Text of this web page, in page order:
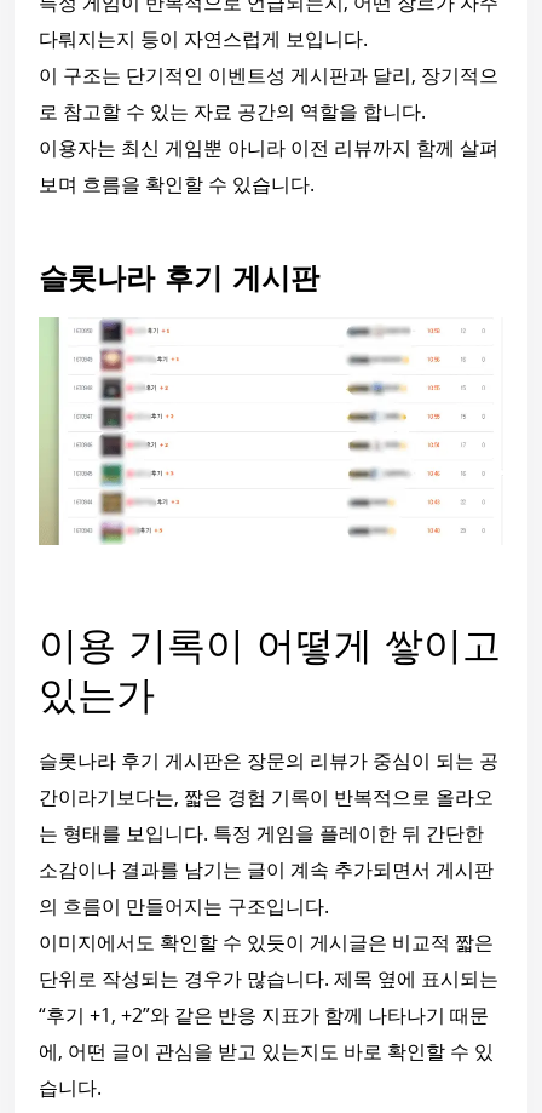
다뤄지는지 등이 자연스럽게 보입니다.
이 구조는 단기적인 이벤트성 게시판과 달리, 장기적으
로 참고할 수 있는 자료 공간의 역할을 합니다.
이용자는 최신 게임뿐 아니라 이전 리뷰까지 함께 살펴
보며 흐름을 확인할 수 있습니다.
슬롯나라 후기 게시판
이용 기록이 어떻게 쌓이고
있는가
슬롯나라 후기 게시판은 장문의 리뷰가 중심이 되는 공
간이라기보다는, 짧은 경험 기록이 반복적으로 올라오
는 형태를 보입니다. 특정 게임을 플레이한 뒤 간단한
소감이나 결과를 남기는 글이 계속 추가되면서 게시판
의 흐름이 만들어지는 구조입니다.
이미지에서도 확인할 수 있듯이 게시글은 비교적 짧은
단위로 작성되는 경우가 많습니다. 제목 옆에 표시되는
“후기 +1, +2”와 같은 반응 지표가 함께 나타나기 때문
에, 어떤 글이 관심을 받고 있는지도 바로 확인할 수 있
습니다.